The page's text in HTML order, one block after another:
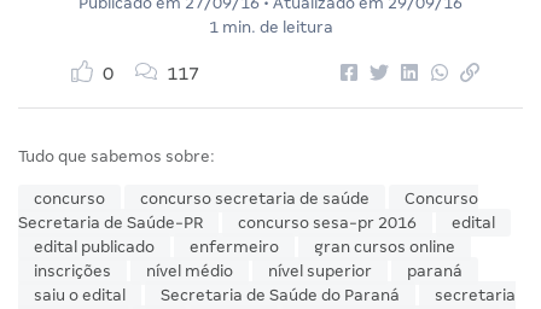
1 min. de leitura
0 117
Tudo que sabemos sobre:
concurso concurso secretaria de saúde
Concurso
Secretaria de Saúde-PR
concurso sesa-pr 2016
edital
edital publicado
enfermeiro
gran cursos online
inscrições
nível médio nível superior
paraná
saiu o edital
Secretaria de Saúde do Paraná
secretaria